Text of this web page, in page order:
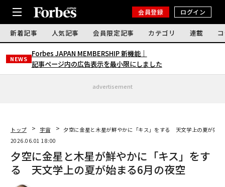
会員登録 ログイン
新着記事 人気記事 会員限定記事 カテゴリ 連載
NEWS
Forbes JAPAN MEMBERSHIP 新機能｜
記事ページ内の広告表示を最小限にしました
advertisement
トップ 宇宙
夕空に金星と木星が鮮やかに「キス」をする 天文学上の夏が始
2026.06.01 18:00
夕空に金星と木星が鮮やかに「キス」をす
る 天文学上の夏が始まる6月の夜空